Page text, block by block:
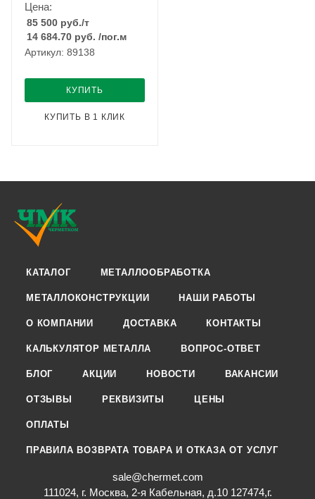
Цена:
85 500 руб./т
14 684.70 руб. /пог.м
Артикул: 89138
КУПИТЬ
КУПИТЬ В 1 КЛИК
КАТАЛОГ МЕТАЛЛООБРАБОТКА
МЕТАЛЛОКОНСТРУКЦИИ НАШИ РАБОТЫ
О КОМПАНИИ ДОСТАВКА КОНТАКТЫ
КАЛЬКУЛЯТОР МЕТАЛЛА ВОПРОС-ОТВЕТ
БЛОГ АКЦИИ НОВОСТИ ВАКАНСИИ
ОТЗЫВЫ РЕКВИЗИТЫ ЦЕНЫ
ОПЛАТЫ
ПРАВИЛА ВОЗВРАТА ТОВАРА И ОТКАЗА ОТ УСЛУГ
sale@chermet.com
111024, г. Москва, 2-я Кабельная, д.10 127474,г.